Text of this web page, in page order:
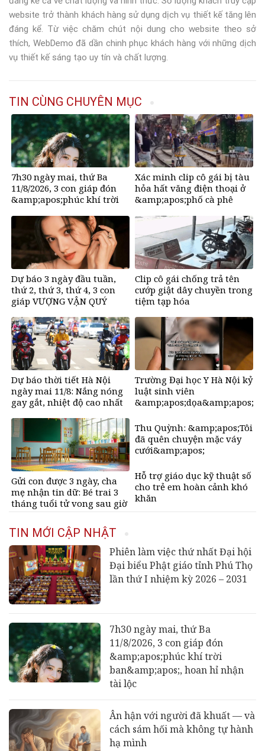
website trở thành khách hàng sử dụng dịch vụ thiết kế tăng lên
đáng kể. Từ việc chăm chút nội dung cho website theo sở
thích, WebDemo đã dần chinh phục khách hàng với những dịch
vụ thiết kế sáng tạo uy tín và chất lượng.
TIN CÙNG CHUYÊN MỤC
7h30 ngày mai, thứ Ba
11/8/2026, 3 con giáp đón
&amp;apos;phúc khí trời
nhận tài lộc
Xác minh clip cô gái bị tàu
hỏa hất văng điện thoại ở
&amp;apos;phố cà phê
Dự báo 3 ngày đầu tuần,
thứ 2, thứ 3, thứ 4, 3 con
giáp VƯỢNG VẬN QUÝ
có tiền, bước chân về nhà
ngập vàng
Clip cô gái chống trả tên
cướp giật dây chuyền trong
tiệm tạp hóa
Dự báo thời tiết Hà Nội
ngày mai 11/8: Nắng nóng
gay gắt, nhiệt độ cao nhất
Trường Đại học Y Hà Nội kỷ
luật sinh viên
&amp;apos;dọa&amp;apos;
Gửi con được 3 ngày, cha
mẹ nhận tin dữ: Bé trai 3
tháng tuổi tử vong sau giờ
Thu Quỳnh: &amp;apos;Tôi
đã quên chuyện mặc váy
cưới&amp;apos;
Hỗ trợ giáo dục kỹ thuật số
cho trẻ em hoàn cảnh khó
khăn
TIN MỚI CẬP NHẬT
Phiên làm việc thứ nhất Đại hội
Đại biểu Phật giáo tỉnh Phú Thọ
lần thứ I nhiệm kỳ 2026 – 2031
7h30 ngày mai, thứ Ba
11/8/2026, 3 con giáp đón
&amp;apos;phúc khí trời
ban&amp;apos;, hoan hỉ nhận
tài lộc
Ân hận với người đã khuất — và
cách sám hối mà không tự hành
hạ mình